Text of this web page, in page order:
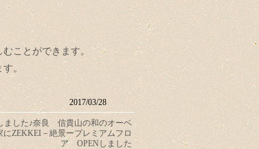
ことができます。
。
2017/03/28
ました♪奈良 信貴山の和のオーベ
にZEKKEI－絶景ープレミアムフロ
ア OPENしました